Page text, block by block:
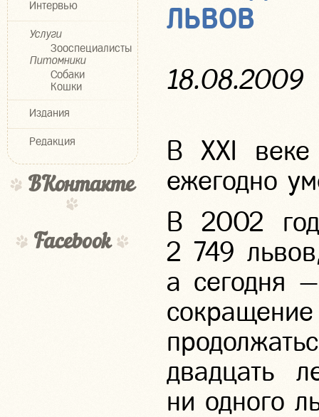
Интервью
Услуги
Зооспециалисты
Питомники
Собаки
Кошки
Издания
Редакция
ВКонтакте
Facebook
ЛЬВОВ
18.08.2009
В XXI
ежегодно
В 2002
2 749
а сегодня
двадцать
ни одного